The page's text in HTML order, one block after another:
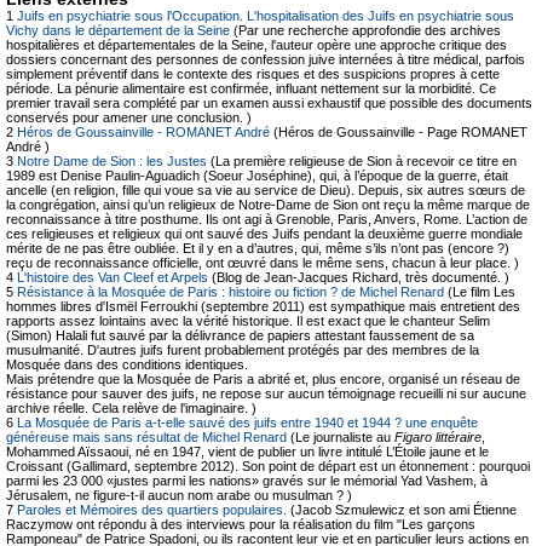
1 Juifs en psychiatrie sous l'Occupation. L'hospitalisation des Juifs en psychiatrie sous
Vichy dans le département de la Seine (Par une recherche approfondie des archives
hospitalières et départementales de la Seine, l'auteur opère une approche critique des
dossiers concernant des personnes de confession juive internées à titre médical, parfois
simplement préventif dans le contexte des risques et des suspicions propres à cette
période. La pénurie alimentaire est confirmée, influant nettement sur la morbidité. Ce
premier travail sera complété par un examen aussi exhaustif que possible des documents
conservés pour amener une conclusion. )
2 Héros de Goussainville - ROMANET André (Héros de Goussainville - Page ROMANET
André )
3 Notre Dame de Sion : les Justes (La première religieuse de Sion à recevoir ce titre en
1989 est Denise Paulin-Aguadich (Soeur Joséphine), qui, à l’époque de la guerre, était
ancelle (en religion, fille qui voue sa vie au service de Dieu). Depuis, six autres sœurs de
la congrégation, ainsi qu’un religieux de Notre-Dame de Sion ont reçu la même marque de
reconnaissance à titre posthume. Ils ont agi à Grenoble, Paris, Anvers, Rome. L’action de
ces religieuses et religieux qui ont sauvé des Juifs pendant la deuxième guerre mondiale
mérite de ne pas être oubliée. Et il y en a d’autres, qui, même s’ils n’ont pas (encore ?)
reçu de reconnaissance officielle, ont œuvré dans le même sens, chacun à leur place. )
4 L'histoire des Van Cleef et Arpels (Blog de Jean-Jacques Richard, très documenté. )
5 Résistance à la Mosquée de Paris : histoire ou fiction ? de Michel Renard (Le film Les
hommes libres d'Ismël Ferroukhi (septembre 2011) est sympathique mais entretient des
rapports assez lointains avec la vérité historique. Il est exact que le chanteur Selim
(Simon) Halali fut sauvé par la délivrance de papiers attestant faussement de sa
musulmanité. D'autres juifs furent probablement protégés par des membres de la
Mosquée dans des conditions identiques.
Mais prétendre que la Mosquée de Paris a abrité et, plus encore, organisé un réseau de
résistance pour sauver des juifs, ne repose sur aucun témoignage recueilli ni sur aucune
archive réelle. Cela relève de l'imaginaire. )
6 La Mosquée de Paris a-t-elle sauvé des juifs entre 1940 et 1944 ? une enquête
généreuse mais sans résultat de Michel Renard (Le journaliste au Figaro littéraire
Mohammed Aïssaoui, né en 1947, vient de publier un livre intitulé L’Étoile jaune et le
Croissant (Gallimard, septembre 2012). Son point de départ est un étonnement : pourquoi
parmi les 23 000 «justes parmi les nations» gravés sur le mémorial Yad Vashem, à
Jérusalem, ne figure-t-il aucun nom arabe ou musulman ? )
7 Paroles et Mémoires des quartiers populaires. (Jacob Szmulewicz et son ami Étienne
Raczymow ont répondu à des interviews pour la réalisation du film "Les garçons
Ramponeau" de Patrice Spadoni, ou ils racontent leur vie et en particulier leurs actions en